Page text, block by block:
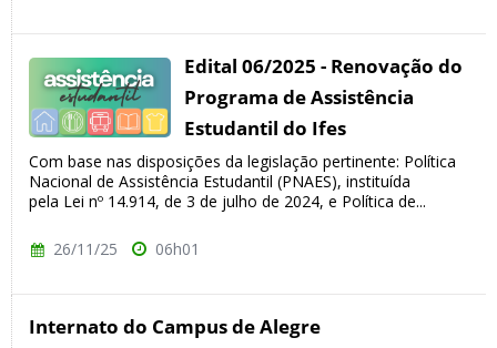
Edital 06/2025 - Renovação do
Programa de Assistência
Estudantil do Ifes
Com base nas disposições da legislação pertinente: Política
Nacional de Assistência Estudantil (PNAES), instituída
pela Lei nº 14.914, de 3 de julho de 2024, e Política de...
26/11/25 06h01
Internato do Campus de Alegre